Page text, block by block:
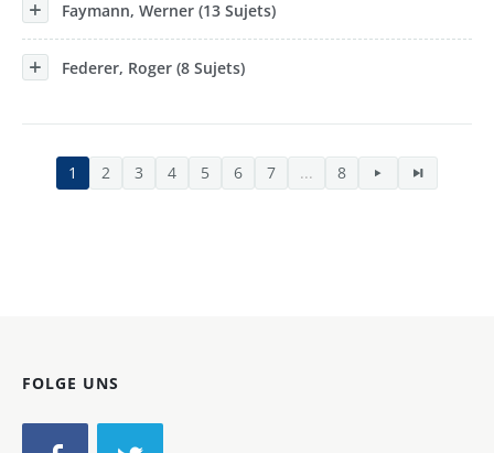
Faymann, Werner (13 Sujets)
Federer, Roger (8 Sujets)
1 2 3 4 5 6 7 ... 8
FOLGE UNS